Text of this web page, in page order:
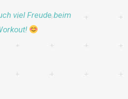
viel Freude beim